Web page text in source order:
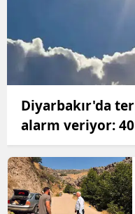
Diyarbakır'da
alarm veriyor: